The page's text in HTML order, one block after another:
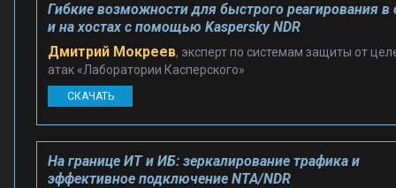
Гибкие возможности для быстрого реагирования в
и на хостах с помощью Kaspersky NDR
Дмитрий Мокреев, эксперт по системам защиты от
атак «Лаборатории Касперского»
СКАЧАТЬ
На границе ИТ и ИБ: зеркалирование трафика и
эффективное подключение NTA/NDR